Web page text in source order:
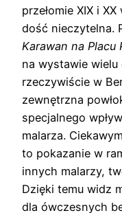
przełomie XIX i
dość nieczytelna.
Karawan na Placu
na wystawie
rzeczywiście w
zewnętrzna
specjalnego
malarza.
to pokazanie w
innych malarzy,
Dzięki temu widz
dla ówczesnych